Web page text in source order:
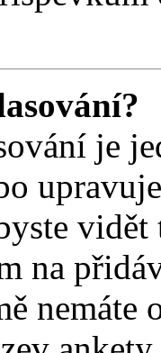
je
na